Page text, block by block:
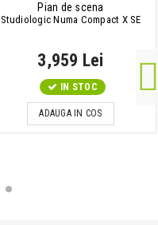
Pian de scena
Studiologic Numa Compact X SE
3,959 Lei
IN STOC
ADAUGA IN COS